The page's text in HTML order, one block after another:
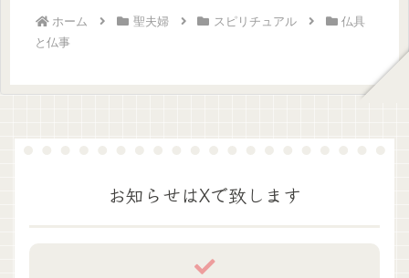
ホーム 聖夫婦 スピリチュアル
仏具
と仏事
お知らせはXで致します